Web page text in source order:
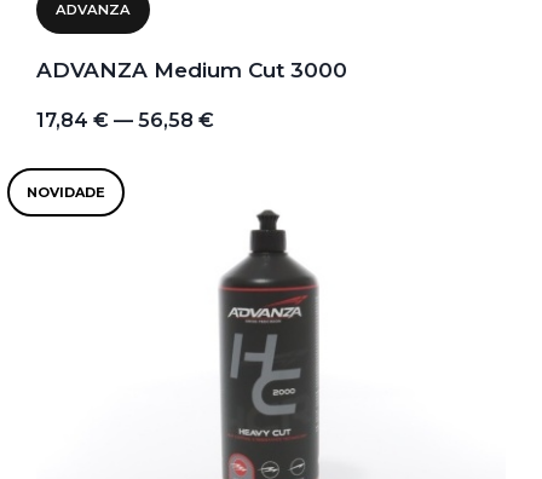
ADVANZA
ADVANZA Medium Cut 3000
17,84 € — 56,58 €
NOVIDADE